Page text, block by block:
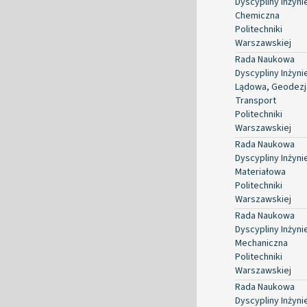
Chemiczna
Politechniki
Warszawskiej
Rada Naukowa
Dyscypliny
Lądowa,
Transport
Politechniki
Warszawskiej
Rada Naukowa
Dyscypliny
Materiałowa
Politechniki
Warszawskiej
Rada Naukowa
Dyscypliny
Mechaniczna
Politechniki
Warszawskiej
Rada Naukowa
Dyscypliny